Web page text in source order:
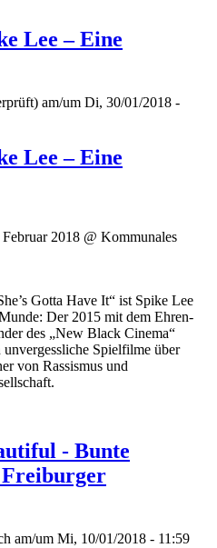
Lee – Eine
am/um Di, 30/01/2018 -
Lee – Eine
2018 @ Kommunales
Gotta Have It“ ist Spike Lee
Der 2015 mit dem Ehren-
des „New Black Cinema“
Spielfilme über
von Rassismus und
- Bunte
am/um Mi, 10/01/2018 - 11:59